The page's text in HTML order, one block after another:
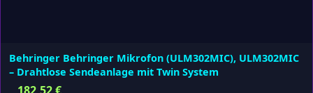
Behringer Behringer Mikrofon (ULM302MIC), ULM302MIC
– Drahtlose Sendeanlage mit Twin System
182,52€